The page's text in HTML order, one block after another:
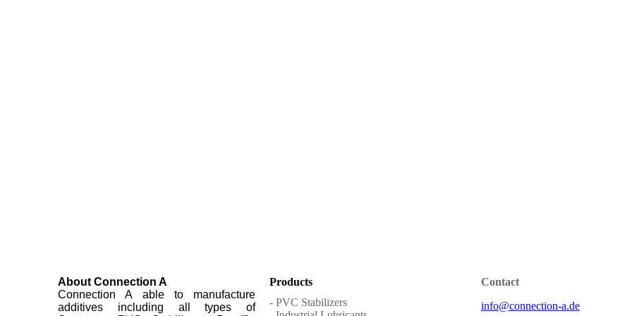
About Connection A
Connection A able to manufacture
additives including all types of
Products
- PVC Stabilizers
Contact
info@connection-a.de